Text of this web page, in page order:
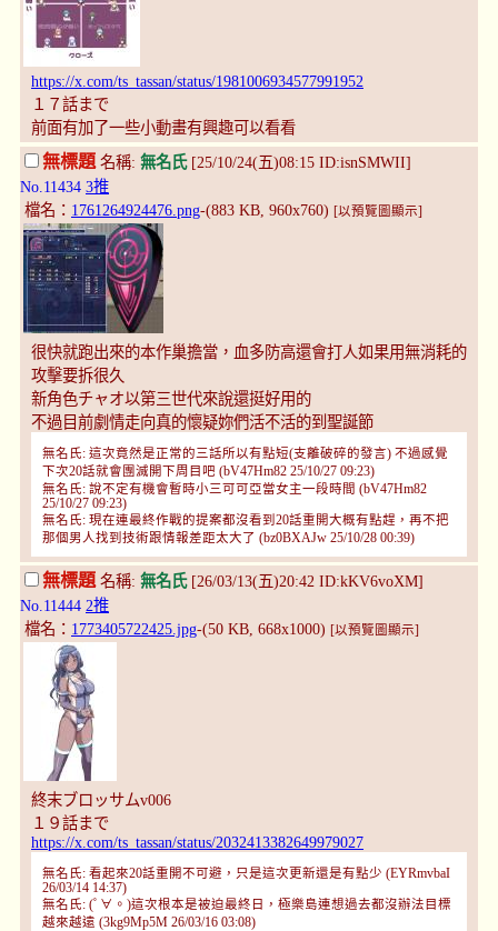
https://x.com/ts_tassan/status/1981006934577991952
１７話まで
前面有加了一些小動畫有興趣可以看看
無標題 名稱: 無名氏[25/10/24(五)08:15 ID:isnSMWII]
No.11434 3推
檔名： 1761264924476.png-(883 KB, 960x760) [以預覽圖顯示]
很快就跑出來的本作巢擔當，血多防高還會打人如果用無消耗的
攻擊要拆很久
新角色チャオ以第三世代來說還挺好用的
不過目前劇情走向真的懷疑妳們活不活的到聖誕節
無名氏: 這次竟然是正常的三話所以有點短(支離破碎的發言) 不過感覺
下次20話就會團滅開下周目吧 (bV47Hm82 25/10/27 09:23)
無名氏: 說不定有機會暫時小三可可亞當女主一段時間 (bV47Hm82
25/10/27 09:23)
無名氏: 現在連最終作戰的提案都沒看到20話重開大概有點趕，再不把
那個男人找到技術跟情報差距太大了 (bz0BXAJw 25/10/28 00:39)
無標題 名稱: 無名氏[26/03/13(五)20:42 ID:kKV6voXM]
No.11444 2推
檔名： 1773405722425.jpg-(50 KB, 668x1000) [以預覽圖顯示]
終末ブロッサムv006
１９話まで
https://x.com/ts_tassan/status/2032413382649979027
無名氏: 看起來20話重開不可避，只是這次更新還是有點少 (EYRmvbaI
26/03/14 14:37)
無名氏: (ﾟ∀。)這次根本是被迫最終日，極樂島連想過去都沒辦法目標
越來越遠 (3kg9Mp5M 26/03/16 03:08)